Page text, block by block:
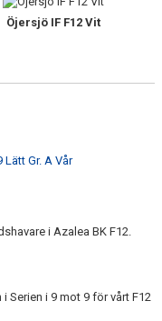
Öjersjö IF F12 Vit
Gr. A Vår
i Azalea BK F12.
Serien i 9 mot 9 för vårt F12